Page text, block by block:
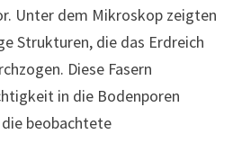
Unter dem Mikroskop zeigten
Strukturen, die das Erdreich
Diese Fasern
in die Bodenporen
beobachtete